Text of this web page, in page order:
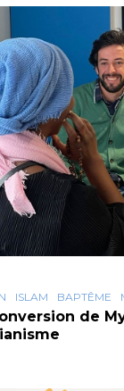
ISLAM BAPTÊME
de